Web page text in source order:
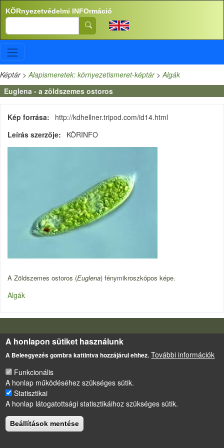
Ugrás a tartalomra
KÖRnyezetvédelmi INFOrmáció
Search
Képtár>Alapismeretek: környezetismeret-képtár>Algák
Euglena - a zöldszemes ostoros
Kép forrása
http://kdhellner.tripod.com/id14.html
Leírás szerzője
KÖRINFO
A Zöldszemes ostoros (Euglena) fénymikroszkópos képe.
Algák
LÁBLÉC
Impresszum
A honlapon sütiket használunk
A Beleegyezés gombra kattintva hozzájárul ehhez. További információk
Funkcionális
A honlap működéséhez szükséges sütik.
Statisztikai
A honlap látogatottsági statisztikáihoz szükséges sütik.
Beállítások mentése